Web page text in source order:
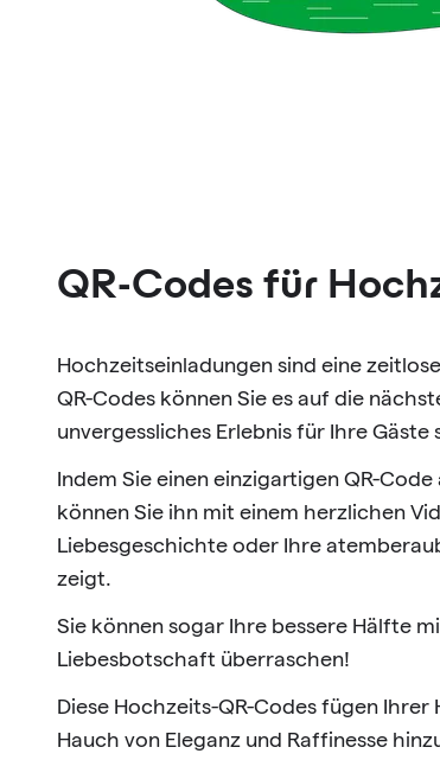
QR-Codes für
Hochzeitseinladungen sind eine
QR-Codes können Sie es auf die
unvergessliches Erlebnis für Ihre Gäste
Indem Sie einen einzigartigen QR-
können Sie ihn mit einem herzlichen
Liebesgeschichte oder Ihre
zeigt.
Sie können sogar Ihre bessere Hälfte
Liebesbotschaft überraschen!
Diese Hochzeits-QR-Codes fügen
Hauch von Eleganz und Raffinesse